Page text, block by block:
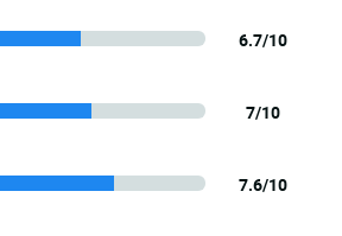
6.7/10
7/10
7.6/10